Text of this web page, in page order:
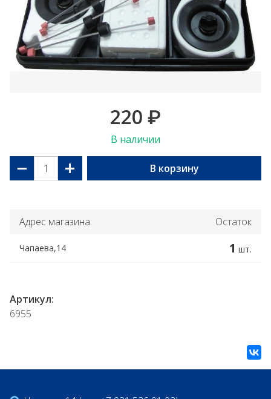
220 ₽
В наличии
− + В корзину
Адрес магазина Остаток
Чапаева,14 1 шт.
Артикул:
6955